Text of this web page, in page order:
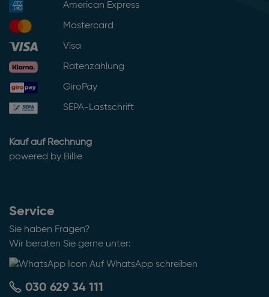
American Express
Mastercard
Visa
Ratenzahlung
GiroPay
SEPA-Lastschrift
Kauf auf Rechnung
powered by Billie
Service
Sie haben Fragen?
Wir beraten Sie gerne unter:
Auf WhatsApp schreiben
030 629 34 111